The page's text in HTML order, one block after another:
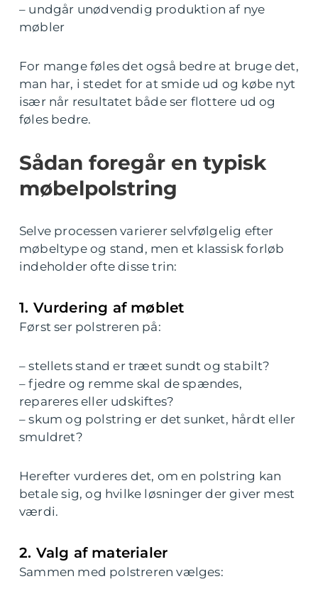
– undgår unødvendig produktion af nye
møbler
For mange føles det også bedre at bruge det,
man har, i stedet for at smide ud og købe nyt
især når resultatet både ser flottere ud og
føles bedre.
Sådan foregår en typisk
møbelpolstring
Selve processen varierer selvfølgelig efter
møbeltype og stand, men et klassisk forløb
indeholder ofte disse trin:
1. Vurdering af møblet
Først ser polstreren på:
– stellets stand er træet sundt og stabilt?
– fjedre og remme skal de spændes,
repareres eller udskiftes?
– skum og polstring er det sunket, hårdt eller
smuldret?
Herefter vurderes det, om en polstring kan
betale sig, og hvilke løsninger der giver mest
værdi.
2. Valg af materialer
Sammen med polstreren vælges: